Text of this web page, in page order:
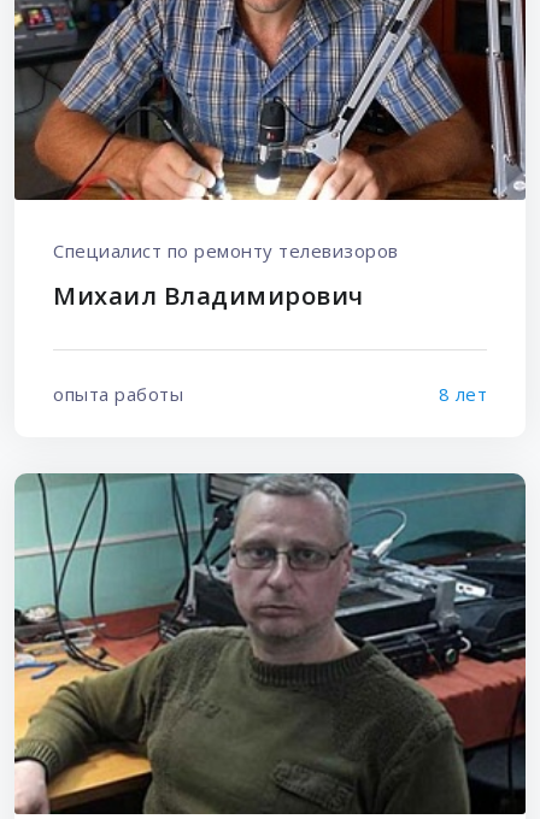
Специалист по ремонту телевизоров
Михаил Владимирович
опыта работы 8 лет